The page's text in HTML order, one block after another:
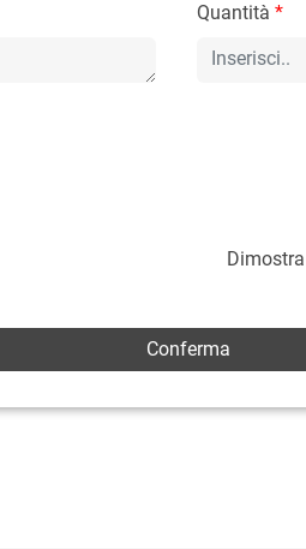
Quantità *